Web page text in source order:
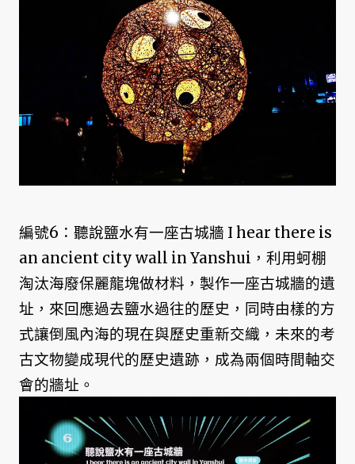
編號6：聽說鹽水有一座古城牆 I hear there is
an ancient city wall in Yanshui，利用蚵棚
淘汰海廢保麗龍塊做材料，製作一座古城牆的遺
址，來回應過去鹽水過往的歷史，同時由樣的方
式讓倒風內海的現在與歷史重新交織，未來的考
古文物變成現代的歷史遺跡，成為兩個時間軸交
會的牆址。